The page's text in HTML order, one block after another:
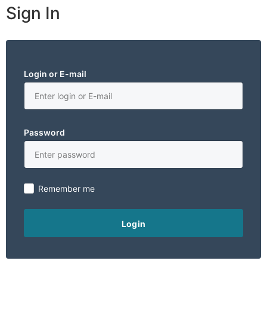
Sign In
Login or E-mail
Password
Remember me